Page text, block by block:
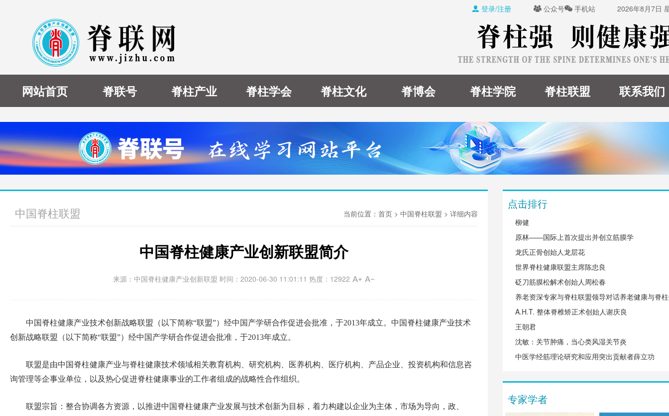
 登录/注册  公众号 手机站 2026年8月7日
网站首页 脊联号 脊柱产业 脊柱学会 脊柱文化 脊博会 脊柱学院 脊柱联盟 联系我们
中国脊柱联盟 当前位置： 首页 > 中国脊柱联盟 > 详细内容
中国脊柱健康产业创新联盟简介
来源：中国脊柱健康产业创新联盟 时间：2020-06-30 11:01:11 热度：12922
中国脊柱健康产业技术创新战略联盟（以下简称“联盟”）经中国产学研合作促进会批准，于2013年成立。中国脊柱健康产业技术
创新战略联盟（以下简称“联盟”）经中国产学研合作促进会批准，于2013年成立。
联盟是由中国脊柱健康产业与脊柱健康技术领域相关教育机构、研究机构、医养机构、医疗机构、产品企业、投资机构和信息咨
询管理等企事业单位，以及热心促进脊柱健康事业的工作者组成的战略性合作组织。
联盟宗旨：整合协调各方资源，以推进中国脊柱健康产业发展与技术创新为目标，着力构建以企业为主体，市场为导向，政、
点击排行
柳健
原林——国际上首次提出并创立筋膜学
龙氏正骨创始人龙层花
世界脊柱健康联盟主席陈忠良
砭刀筋膜松解术创始人周松春
养老资深专家与脊柱联盟领导对话养老健康与脊
A.H.T. 整体脊椎矫正术创始人谢庆良
王朝君
沈敏：关节肿痛，当心类风湿关节炎
中医学经筋理论研究和应用突出贡献者薛立功
专家学者